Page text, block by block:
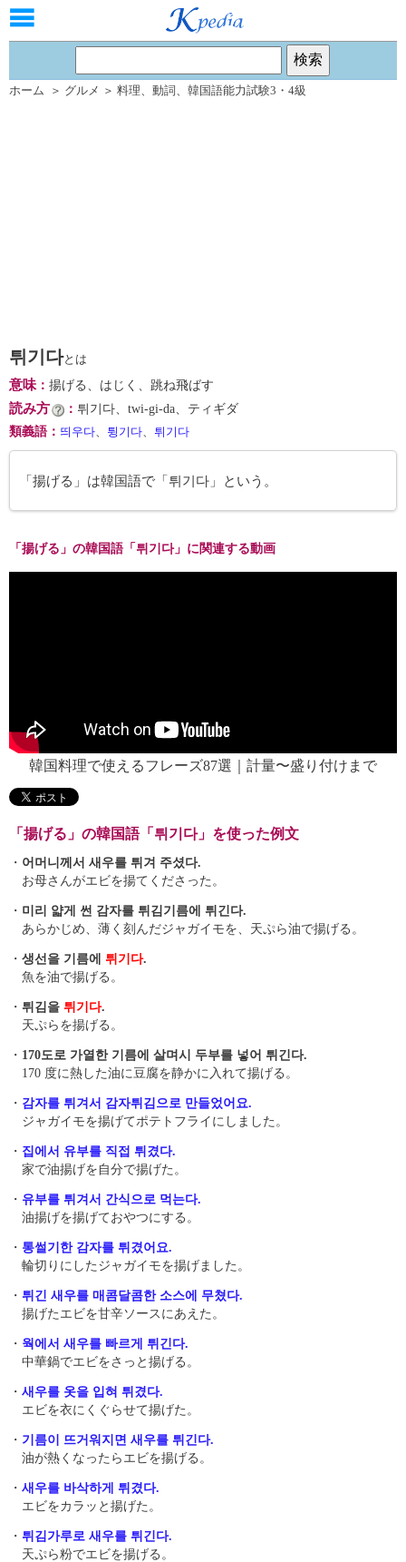
ホーム ＞ グルメ ＞ 料理、 動詞 、 韓国語能力試験3・4級
튀기다とは
意味： 揚げる、はじく、跳ね飛ばす
読み方 ： 튀기다、twi-gi-da、ティギダ
類義語 ： 띄우다、 튕기다、 튀기다
「揚げる」は韓国語で「튀기다」という。
「揚げる」の韓国語「튀기다」に関連する動画
韓国料理で使えるフレーズ87選｜計量〜盛り付けまで
「揚げる」の韓国語「튀기다」を使った例文
・ 어머니께서 새우를 튀겨 주셨다.
お母さんがエビを揚てくださった。
・ 미리 얇게 썬 감자를 튀김기름에 튀긴다.
あらかじめ、薄く刻んだジャガイモを、天ぷら油で揚げる。
・ 생선을 기름에 튀기다.
魚を油で揚げる。
・ 튀김을 튀기다.
天ぷらを揚げる。
・ 170도로 가열한 기름에 살며시 두부를 넣어 튀긴다.
170 度に熱した油に豆腐を静かに入れて揚げる。
・ 감자를 튀겨서 감자튀김으로 만들었어요.
ジャガイモを揚げてポテトフライにしました。
・ 집에서 유부 를 직접 튀겼다.
家で油揚げを自分で揚げた。
・ 유부 를 튀겨서 간식으로 먹는다.
油揚げを揚げておやつにする。
・ 통썰기한 감자를 튀겼어요.
輪切りにしたジャガイモを揚げました。
・ 튀긴 새우를 매콤달콤한 소스에 무쳤다.
揚げたエビを甘辛ソースにあえた。
・ 웍에서 새우를 빠르게 튀긴다.
中華鍋でエビをさっと揚げる。
・ 새우를 옷을 입혀 튀겼다.
エビを衣にくぐらせて揚げた。
・ 기름이 뜨거워지면 새우를 튀긴다.
油が熱くなったらエビを揚げる。
・ 새우를 바삭하게 튀겼다.
エビをカラッと揚げた。
・ 튀김가루로 새우를 튀긴다.
天ぷら粉でエビを揚げる。